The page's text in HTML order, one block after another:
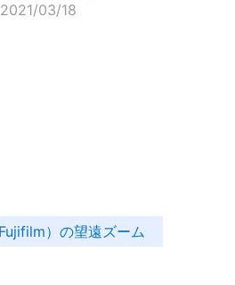
2021/03/18
）の望遠ズーム